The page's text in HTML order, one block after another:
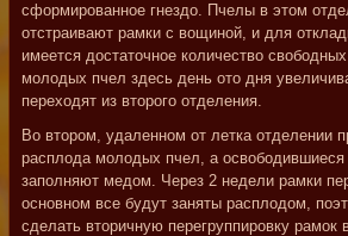
сформированное гнездо. Пчелы в этом
отстраивают рамки с вощиной, и для
имеется достаточное количество
молодых пчел здесь день ото дня
переходят из второго отделения.
Во втором, удаленном от летка отделении
расплода молодых пчел, а
заполняют медом. Через 2 недели рамки
основном все будут заняты расплодом,
сделать вторичную перегруппировку рамок